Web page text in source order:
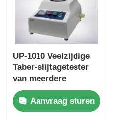
UP-1010 Veelzijdige
Taber-slijtagetester
van meerdere
materialen, voldoet
aan meerdere
internationale
Aanvraag sturen